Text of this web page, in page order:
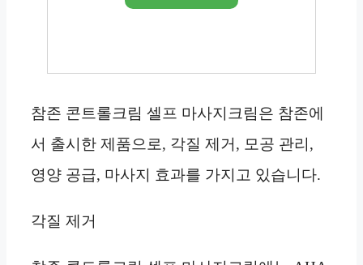
참존 콘트롤크림 셀프 마사지크림은 참존에
서 출시한 제품으로, 각질 제거, 모공 관리,
영양 공급, 마사지 효과를 가지고 있습니다.
각질 제거